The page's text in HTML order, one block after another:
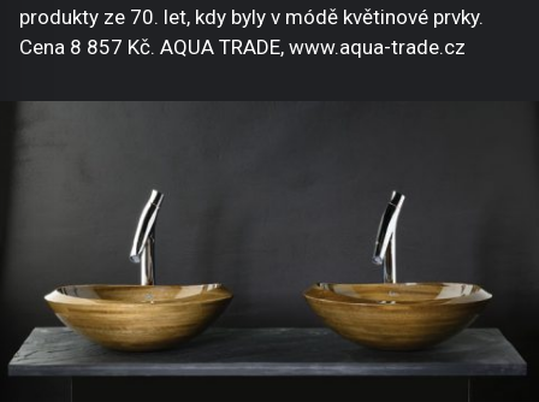
produkty ze 70. let, kdy byly v módě květinové prvky.
Cena 8 857 Kč. AQUA TRADE, www.aqua-trade.cz